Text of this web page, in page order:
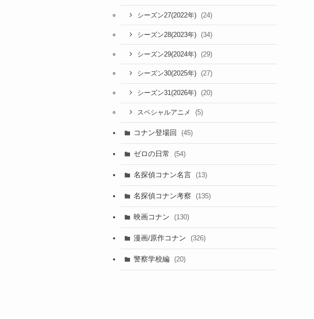
シーズン27(2022年) (24)
シーズン28(2023年) (34)
シーズン29(2024年) (29)
シーズン30(2025年) (27)
シーズン31(2026年) (20)
スペシャルアニメ (5)
コナン登場回 (45)
ゼロの日常 (54)
名探偵コナン名言 (13)
名探偵コナン考察 (135)
映画コナン (130)
漫画/原作コナン (326)
警察学校編 (20)